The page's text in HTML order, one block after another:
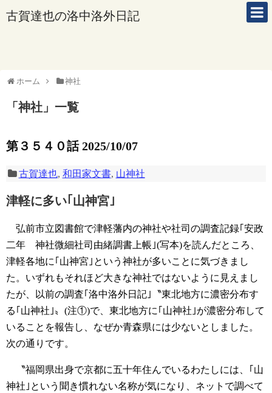
古賀達也の洛中洛外日記
ホーム 神社
「神社 」 一覧
第３５４０話 2025/10/07
古賀達也, 和田家文書, 山神社
津軽に多い｢山神宮｣
弘前市立図書館で津軽藩内の神社や社司の調査記録｢安政
二年 神社微細社司由緒調書上帳｣(写本)を読んだところ、
津軽各地に｢山神宮｣という神社が多いことに気づきまし
た。いずれもそれほど大きな神社ではないように見えまし
たが、以前の調査｢洛中洛外日記｣〝東北地方に濃密分布す
る｢山神社｣〟(注①)で、東北地方に｢山神社｣が濃密分布して
いることを報告し、なぜか青森県には少ないとしました。
次の通りです。
〝福岡県出身で京都に五十年住んでいるわたしには、｢山
神社｣という聞き慣れない名称が気になり、ネットで調べて